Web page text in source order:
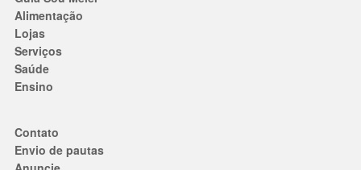
Alimentação
Lojas
Serviços
Saúde
Ensino
Contato
Envio de pautas